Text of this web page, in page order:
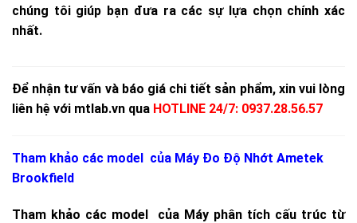
chúng tôi giúp bạn đưa ra các sự lựa chọn chính xác
nhất.
Để nhận tư vấn và báo giá chi tiết sản phẩm, xin vui lòng
liên hệ với mtlab.vn qua HOTLINE 24/7: 0937.28.56.57
Tham khảo các model của Máy Đo Độ Nhớt Ametek
Brookfield
Tham khảo các model của Máy phân tích cấu trúc từ